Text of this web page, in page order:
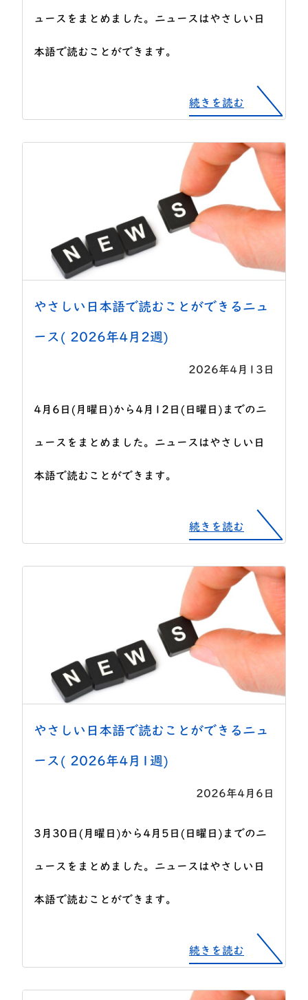
ュースをまとめました。ニュースはやさしい日
本語で読むことができます。
続きを読む
やさしい日本語で読むことができるニュ
ース( 2026年4月2週)
2026年4月13日
4月6日(月曜日)から4月12日(日曜日)までのニ
ュースをまとめました。ニュースはやさしい日
本語で読むことができます。
続きを読む
やさしい日本語で読むことができるニュ
ース( 2026年4月1週)
2026年4月6日
3月30日(月曜日)から4月5日(日曜日)までのニ
ュースをまとめました。ニュースはやさしい日
本語で読むことができます。
続きを読む